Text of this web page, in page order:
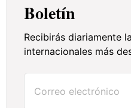
Boletín
Recibirás diariamente
internacionales más